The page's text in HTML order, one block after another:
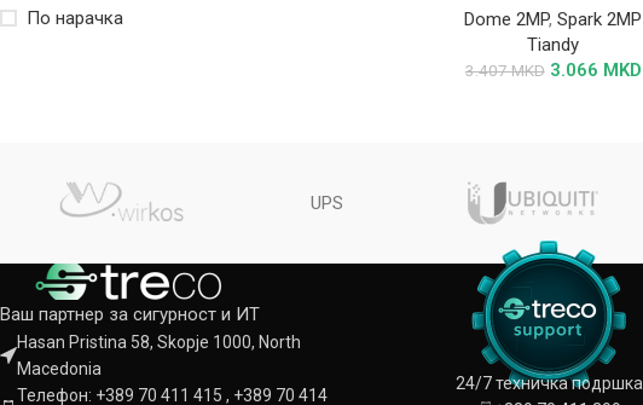
По нарачка
Dome 2MP,Spark 2MP
Tiandy
3.407MKD 3.066 MKD
UPS
Ваш партнер за сигурност и ИТ
Hasan Pristina 58, Skopje 1000, North
Macedonia
Телефон: +389 70 411 415 , +389 70 414
24/7 техничка подршка